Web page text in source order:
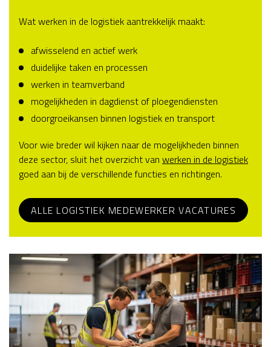
Wat werken in de logistiek aantrekkelijk maakt:
afwisselend en actief werk
duidelijke taken en processen
werken in teamverband
mogelijkheden in dagdienst of ploegendiensten
doorgroeikansen binnen logistiek en transport
Voor wie breder wil kijken naar de mogelijkheden binnen
deze sector, sluit het overzicht van werken in de logistiek
goed aan bij de verschillende functies en richtingen.
ALLE LOGISTIEK MEDEWERKER VACATURES